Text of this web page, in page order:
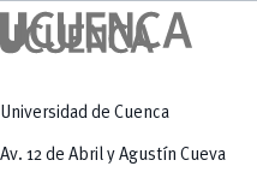
Universidad de Cuenca
Av. 12 de Abril y Agustín Cueva